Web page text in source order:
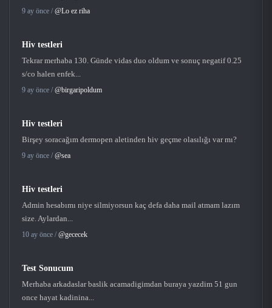
9 ay önce / @Lo ez riha
Hiv testleri
Tekrar merhaba 130. Günde vidas duo oldum ve sonuç negatif 0.25
s/co halen enfek...
9 ay önce / @birgaripoldum
Hiv testleri
Birşey soracağım dermopen aletinden hiv geçme olasılığı var mı?
9 ay önce / @sea
Hiv testleri
Admin hesabımı niye silmiyorsun kaç defa daha mail atmam lazım
size. Aylardan...
10 ay önce / @gececek
Test Sonucum
Merhaba arkadaslar baslik acamadigimdan buraya yazdim 51 gun
once hayat kadinina...